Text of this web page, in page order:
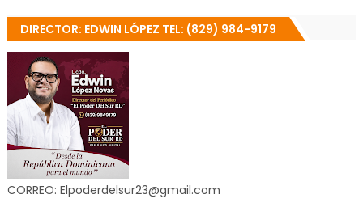
DIRECTOR: EDWIN LÓPEZ TEL: (829) 984-9179
CORREO: Elpoderdelsur23@gmail.com